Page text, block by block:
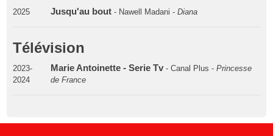
2025 Jusqu'au bout- Nawell Madani - Diana
Télévision
2023-
2024
Marie Antoinette - Serie Tv - Canal Plus - Princesse
de France